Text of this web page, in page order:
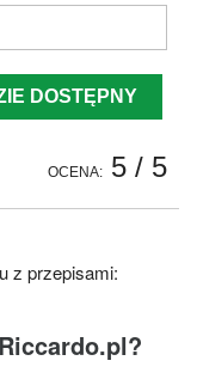
DOSTĘPNY
OCENA: 5 / 5
z przepisami: